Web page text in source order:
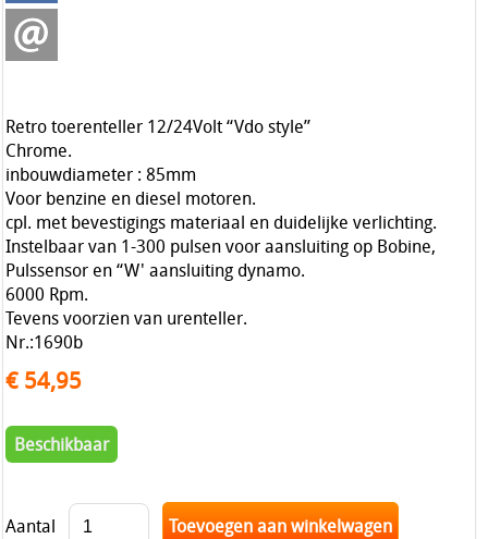
Retro toerenteller 12/24Volt “Vdo style”
Chrome.
inbouwdiameter : 85mm
Voor benzine en diesel motoren.
cpl. met bevestigings materiaal en duidelijke verlichting.
Instelbaar van 1-300 pulsen voor aansluiting op Bobine,
Pulssensor en “W' aansluiting dynamo.
6000 Rpm.
Tevens voorzien van urenteller.
Nr.:1690b
€ 54,95
Beschikbaar
Aantal